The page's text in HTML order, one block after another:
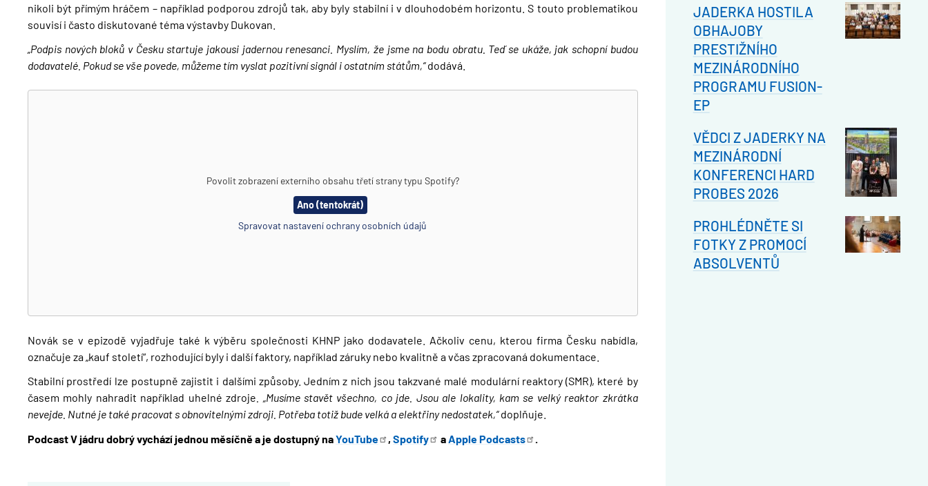
nikoli být přímým hráčem – například podporou zdrojů tak, aby byly stabilní i v dlouhodobém horizontu. S touto problematikou
souvisí i často diskutované téma výstavby Dukovan.
„Podpis nových bloků v Česku startuje jakousi jadernou renesanci. Myslím, že jsme na bodu obratu. Teď se ukáže, jak schopní budou
dodavatelé. Pokud se vše povede, můžeme tím vyslat pozitivní signál i ostatním státům,“dodává.
Povolit zobrazení externího obsahu třetí strany typu Spotify?
Ano (tentokrát)
Spravovat nastavení ochrany osobních údajů
Novák se v epizodě vyjadřuje také k výběru společnosti KHNP jako dodavatele. Ačkoliv cenu, kterou firma Česku nabídla,
označuje za „kauf století“, rozhodující byly i další faktory, například záruky nebo kvalitně a včas zpracovaná dokumentace.
Stabilní prostředí lze postupně zajistit i dalšími způsoby. Jedním z nich jsou takzvané malé modulární reaktory (SMR), které by
časem mohly nahradit například uhelné zdroje . „Musíme stavět všechno, co jde. Jsou ale lokality, kam se velký reaktor zkrátka
nevejde. Nutné je také pracovat s obnovitelnými zdroji. Potřeba totiž bude velká a elektřiny nedostatek,“doplňuje.
Podcast V jádru dobrý vychází jednou měsíčně a je dostupný naYouTube , Spotify a ApplePodcasts
JADERKA HOSTILA
OBHAJOBY
PRESTIŽNÍHO
MEZINÁRODNÍHO
PROGRAMU FUSION-
EP
VĚDCI Z JADERKY NA
MEZINÁRODNÍ
KONFERENCI HARD
PROBES 2026
PROHLÉDNĚTE SI
FOTKY Z PROMOCÍ
ABSOLVENTŮ